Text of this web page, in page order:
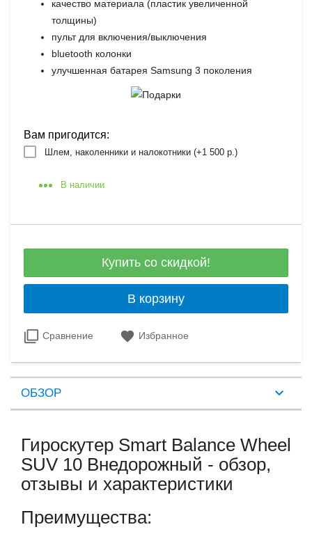
качество материала (пластик увеличенной
толщины)
пульт для включения/выключения
bluetooth колонки
улучшенная батарея Samsung 3 поколения
Вам пригодится:
Шлем, наколенники и налокотники (+1 500 р.)
В наличии
Купить со скидкой!
В корзину
Сравнение Избранное
ОБЗОР
Гироскутер Smart Balance Wheel
SUV 10 Внедорожный - обзор,
отзывы и характеристики
Преимущества: